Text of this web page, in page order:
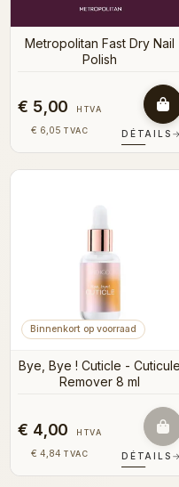
Metropolitan Fast Dry Nail
Polish
€ 5,00 HTVA
€ 6,05 TVAC DÉTAILS →
Binnenkort op voorraad
Bye, Bye ! Cuticle - Cuticule
Remover 8 ml
€ 4,00 HTVA
€ 4,84 TVAC DÉTAILS →